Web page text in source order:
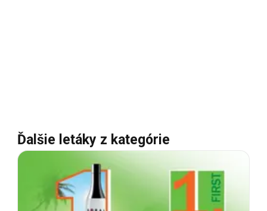
Ďalšie letáky z kategórie